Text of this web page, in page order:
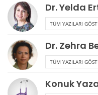
Dr. Yelda
TÜM YAZILARI
Dr. Zehra
TÜM YAZILARI
Konuk